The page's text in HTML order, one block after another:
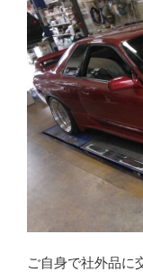
ご自身で社外品に